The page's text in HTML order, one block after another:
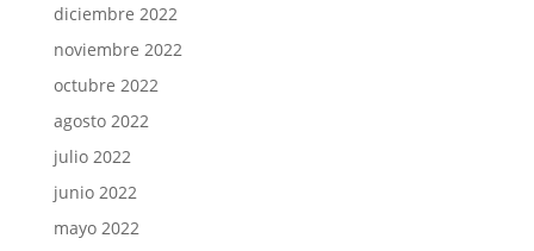
diciembre 2022
noviembre 2022
octubre 2022
agosto 2022
julio 2022
junio 2022
mayo 2022